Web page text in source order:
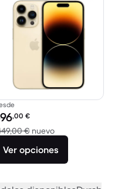
1156,53 €
reacondicionado:
,00 €
€ nuevoEl dispositivo
Ver opciones